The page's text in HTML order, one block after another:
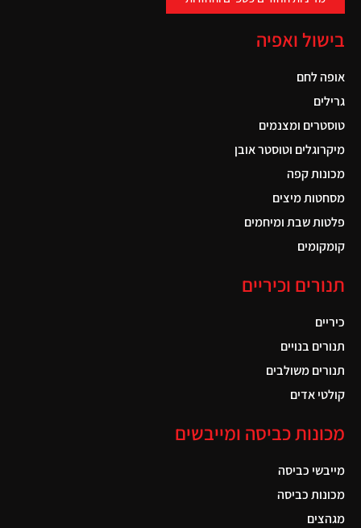
בישול ואפיה
אופה לחם
גרילים
טוסטרים ומצנמים
מיקרוגלים וטוסטר אובן
מכונות קפה
מסחטות מיצים
פלטות שבת ומיחמים
קומקומים
תנורים וכיריים
כיריים
תנורים בנויים
תנורים משולבים
קולטי אדים
מכונות כביסה ומייבשים
מייבשי כביסה
מכונות כביסה
מגהצים